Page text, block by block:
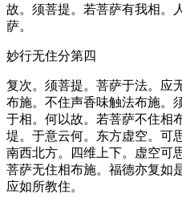
故。须菩提。若菩萨有我相。
萨。
妙行无住分第四
复次。须菩提。菩萨于法。应
布施。不住声香味触法布施。
于相。何以故。若菩萨不住相
堤。于意云何。东方虚空。可
南西北方。四维上下。虚空可
菩萨无住相布施。福德亦复如
应如所教住。